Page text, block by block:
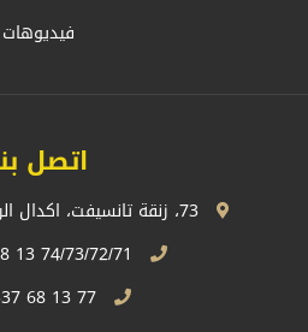
فيديوهات
اتصل
77 13 68 537 212+